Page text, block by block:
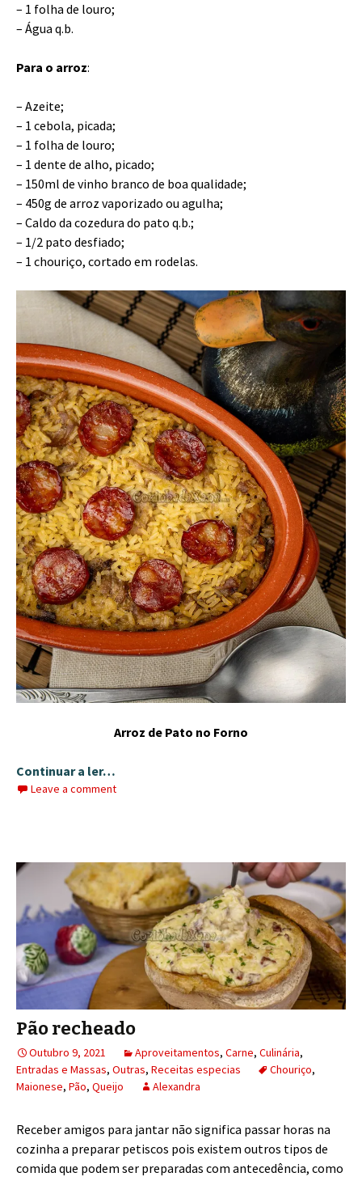
– 1 folha de louro;
– Água q.b.
Para o arroz:
– Azeite;
– 1 cebola, picada;
– 1 folha de louro;
– 1 dente de alho, picado;
– 150ml de vinho branco de boa qualidade;
– 450g de arroz vaporizado ou agulha;
– Caldo da cozedura do pato q.b.;
– 1/2 pato desfiado;
– 1 chouriço, cortado em rodelas.
Arroz de Pato no Forno
Continuar a ler…
Leave a comment
Pão recheado
Outubro 9, 2021 Aproveitamentos, Carne, Culinária,
Entradas e Massas, Outras, Receitas especias Chouriço,
Maionese, Pão, Queijo Alexandra
Receber amigos para jantar não significa passar horas na
cozinha a preparar petiscos pois existem outros tipos de
comida que podem ser preparadas com antecedência, como